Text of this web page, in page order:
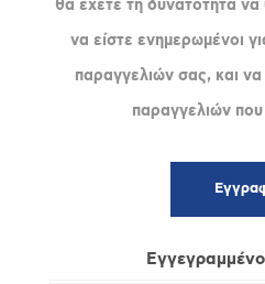
θα έχετε τη δυνατότητα
να είστε ενημερωμένοι
παραγγελιών σας, και
παραγγελιών που